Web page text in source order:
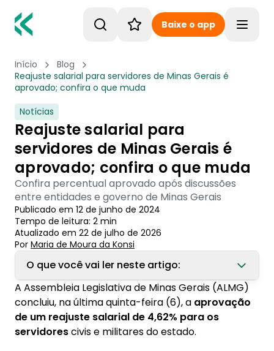
Baixe o app
Início
Blog
Reajuste salarial para servidores de Minas Gerais é
aprovado; confira o que muda
Notícias
Reajuste salarial para
servidores de Minas Gerais é
aprovado; confira o que muda
Confira percentual aprovado após discussões
entre entidades e governo de Minas Gerais
Publicado em 12 de junho de 2024
Tempo de leitura: 2 min
Atualizado em 22 de julho de 2026
Por Maria de Moura da Konsi
O que você vai ler neste artigo:
1. Contexto das negociações
2. Próximos passos do aumento salarial
A Assembleia Legislativa de Minas Gerais (ALMG)
concluiu, na última quinta-feira (6), a aprovação
de um reajuste salarial de 4,62% para os
servidorescivis e militares do estado.